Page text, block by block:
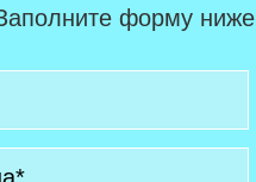
форму